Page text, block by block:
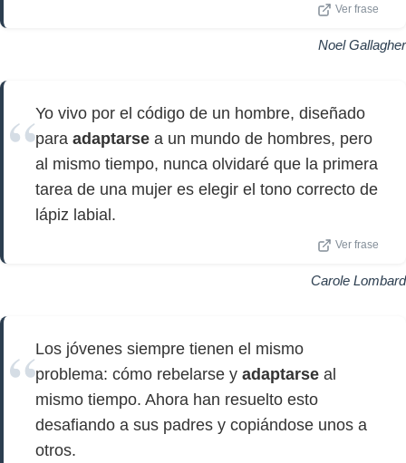
Ver frase
Noel Gallagher
Yo vivo por el código de un hombre, diseñado
para adaptarse a un mundo de hombres, pero
al mismo tiempo, nunca olvidaré que la primera
tarea de una mujer es elegir el tono correcto de
lápiz labial.
Ver frase
Carole Lombard
Los jóvenes siempre tienen el mismo
problema: cómo rebelarse y adaptarse al
mismo tiempo. Ahora han resuelto esto
desafiando a sus padres y copiándose unos a
otros.